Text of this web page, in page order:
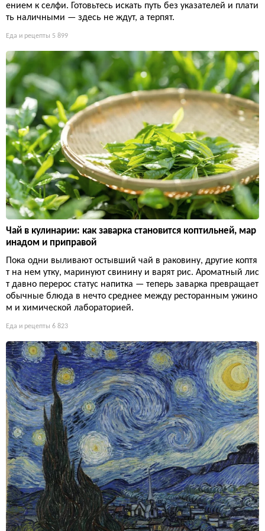
ением к селфи. Готовьтесь искать путь без указателей и плати
ть наличными — здесь не ждут, а терпят.
Еда и рецепты 5 899
Чай в кулинарии: как заварка становится коптильней, мар
инадом и приправой
Пока одни выливают остывший чай в раковину, другие коптя
т на нем утку, маринуют свинину и варят рис. Ароматный лис
т давно перерос статус напитка — теперь заварка превращает
обычные блюда в нечто среднее между ресторанным ужино
м и химической лабораторией.
Еда и рецепты 6 823